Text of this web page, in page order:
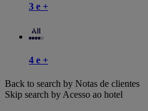
3 e +
4 e +
Back to search by Notas de clientes
Skip search by Acesso ao hotel